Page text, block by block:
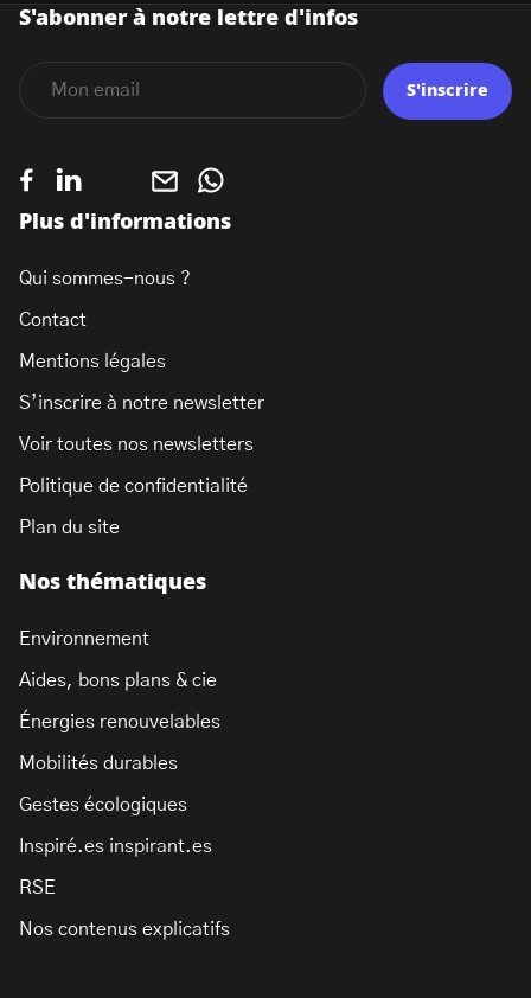
Nos thématiques
Environnement
Aides, bons plans & cie
Énergies renouvelables
Mobilités durables
Gestes écologiques
Inspiré.es inspirant.es
RSE
Nos contenus explicatifs
Plus d'informations
Qui sommes-nous ?
Contact
Mentions légales
S’inscrire à notre newsletter
Voir toutes nos newsletters
Politique de confidentialité
Plan du site
S'abonner à notre lettre d'infos
S'inscrire